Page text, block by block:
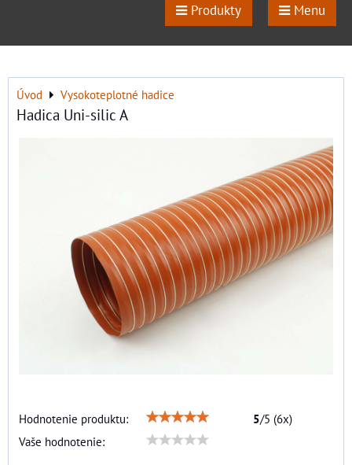
Produkty Menu
Úvod Vysokoteplotné hadice
Hadica Uni-silic A
Hodnotenie produktu: 5/5 (6x)
Vaše hodnotenie: